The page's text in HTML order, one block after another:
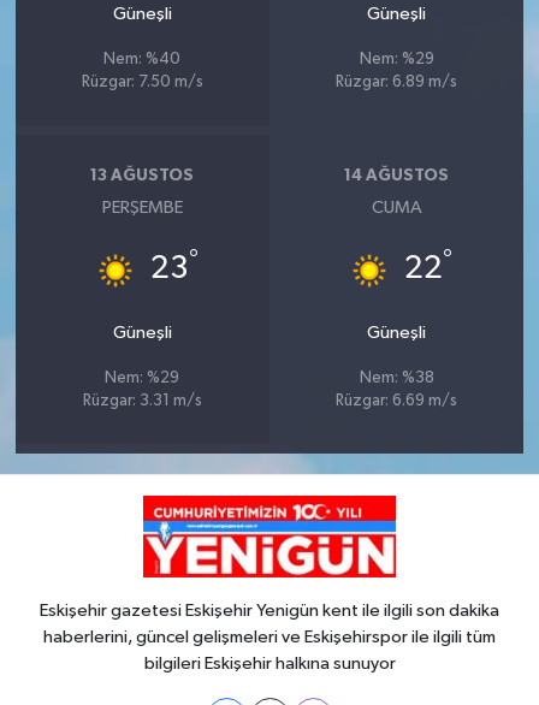
Güneşli
Nem: %40
Rüzgar: 7.50 m/s
Güneşli
Nem: %29
Rüzgar: 6.89 m/s
13 AĞUSTOS
PERŞEMBE
23°
Güneşli
Nem: %29
Rüzgar: 3.31 m/s
14 AĞUSTOS
CUMA
22°
Güneşli
Nem: %38
Rüzgar: 6.69 m/s
Eskişehir gazetesi Eskişehir Yenigün kent ile ilgili son dakika
haberlerini, güncel gelişmeleri ve Eskişehirspor ile ilgili tüm
bilgileri Eskişehir halkına sunuyor